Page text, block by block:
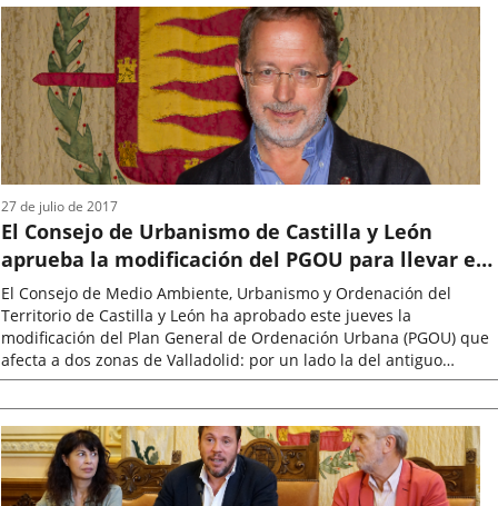
la
noticia
El Consejo de Urbanismo de Castilla y León
aprueba la modificación del PGOU para llevar el
Campus de Justicia al entorno de El Salvador
El Consejo de Medio Ambiente, Urbanismo y Ordenación del
Territorio de Castilla y León ha aprobado este jueves la
modificación del Plan General de Ordenación Urbana (PGOU) que
afecta a dos zonas de Valladolid: por un lado la del antiguo
Colegio el Salvador...
de
la
noticia
27 de julio de 2017